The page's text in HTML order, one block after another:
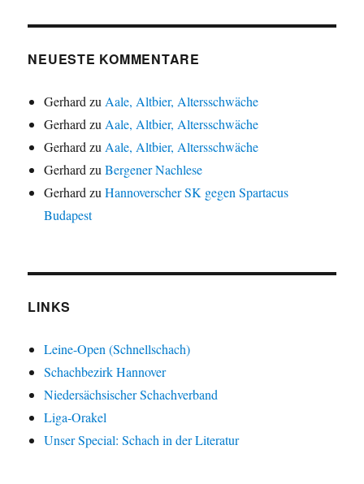
NEUESTE KOMMENTARE
GerhardzuAale, Altbier, Altersschwäche
GerhardzuAale, Altbier, Altersschwäche
GerhardzuAale, Altbier, Altersschwäche
GerhardzuBergener Nachlese
GerhardzuHannoverscher SK gegen Spartacus
Budapest
LINKS
Leine-Open (Schnellschach)
Schachbezirk Hannover
Niedersächsischer Schachverband
Liga-Orakel
Unser Special: Schach in der Literatur